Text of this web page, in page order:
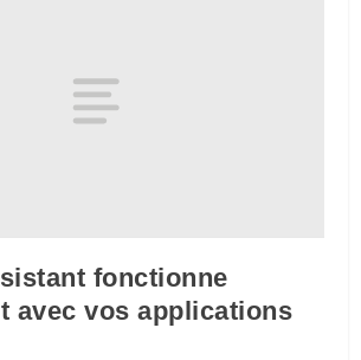
fonctionne
avec vos applications